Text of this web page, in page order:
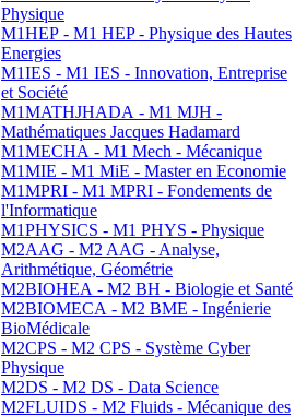
Physique
M1HEP - M1 HEP - Physique des Hautes
Energies
M1IES - M1 IES - Innovation, Entreprise
et Société
M1MATHJHADA - M1 MJH -
Mathématiques Jacques Hadamard
M1MECHA - M1 Mech - Mécanique
M1MIE - M1 MiE - Master en Economie
M1MPRI - M1 MPRI - Fondements de
l'Informatique
M1PHYSICS - M1 PHYS - Physique
M2AAG - M2 AAG - Analyse,
Arithmétique, Géométrie
M2BIOHEA - M2 BH - Biologie et Santé
M2BIOMECA - M2 BME - Ingénierie
BioMédicale
M2CPS - M2 CPS - Système Cyber
Physique
M2DS - M2 DS - Data Science
M2FLUIDS - M2 Fluids - Mécanique des